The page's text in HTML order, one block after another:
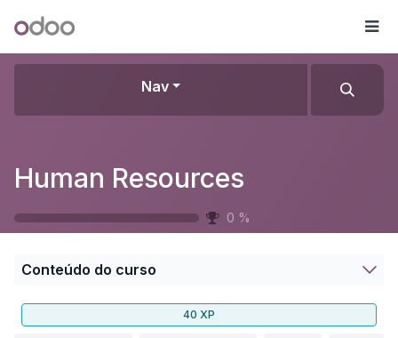
Odoo
Nav
Human Resources
0 %
Conteúdo do curso
40 XP